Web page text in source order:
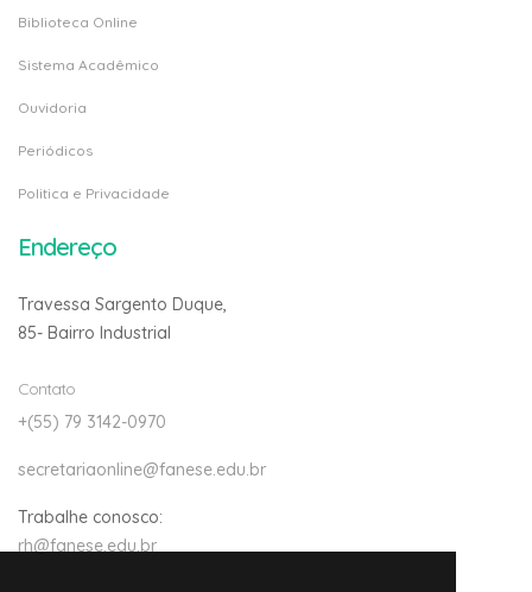
Biblioteca Online
Sistema Acadêmico
Ouvidoria
Periódicos
Politica e Privacidade
Endereço
Travessa Sargento Duque,
85- Bairro Industrial
Contato
+(55) 79 3142-0970
secretariaonline@fanese.edu.br
Trabalhe conosco:
rh@fanese.edu.br